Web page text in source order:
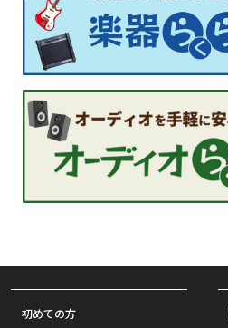
初めての方